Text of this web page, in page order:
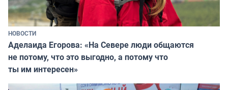
НОВОСТИ
Аделаида Егорова: «На Севере люди общаются
не потому, что это выгодно, а потому что
ты им интересен»